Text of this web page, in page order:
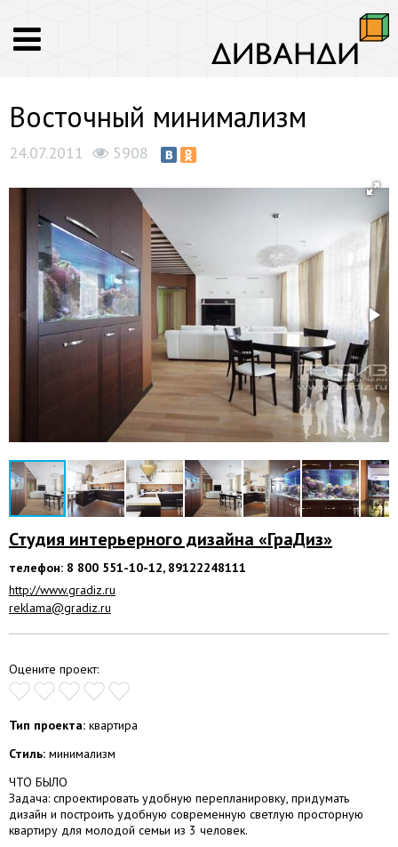
Восточный минимализм
24.07.2011 5908
Студия интерьерного дизайнa «ГраДиз»
телефон: 8 800 551-10-12, 89122248111
http://www.gradiz.ru
reklama@gradiz.ru
Оцените проект:
Тип проекта: квартира
Стиль: минимализм
ЧТО БЫЛО
Задача: спроектировать удобную перепланировку, придумать
дизайн и построить удобную современную светлую просторную
квартиру для молодой семьи из 3 человек.